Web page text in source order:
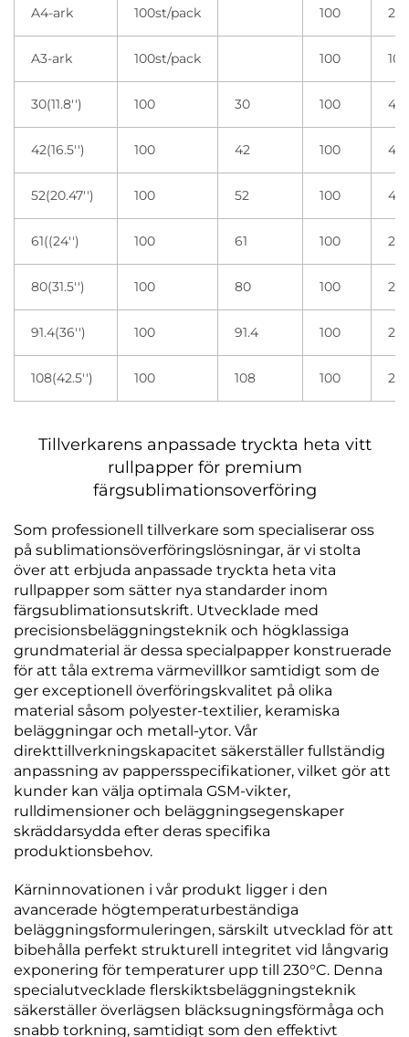
A4-ark 100st/pack 100 20
A3-ark 100st/pack 100 10
30(11.8'') 100 30 100 4
42(16.5'') 100 42 100 4
52(20.47'') 100 52 100 4
61((24'') 100 61 100 2
80(31.5'') 100 80 100 2
91.4(36'') 100 91.4 100 2
108(42.5'') 100 108 100 2
Tillverkarens anpassade tryckta heta vitt
rullpapper för premium
färgsublimationsoverföring
Som professionell tillverkare som specialiserar oss
på sublimationsöverföringslösningar, är vi stolta
över att erbjuda anpassade tryckta heta vita
rullpapper som sätter nya standarder inom
färgsublimationsutskrift. Utvecklade med
precisionsbeläggningsteknik och högklassiga
grundmaterial är dessa specialpapper konstruerade
för att tåla extrema värmevillkor samtidigt som de
ger exceptionell överföringskvalitet på olika
material såsom polyester-textilier, keramiska
beläggningar och metall-ytor. Vår
direkttillverkningskapacitet säkerställer fullständig
anpassning av pappersspecifikationer, vilket gör att
kunder kan välja optimala GSM-vikter,
rulldimensioner och beläggningsegenskaper
skräddarsydda efter deras specifika
produktionsbehov.
Kärninnovationen i vår produkt ligger i den
avancerade högtemperaturbeständiga
beläggningsformuleringen, särskilt utvecklad för att
bibehålla perfekt strukturell integritet vid långvarig
exponering för temperaturer upp till 230°C. Denna
specialutvecklade flerskiktsbeläggningsteknik
säkerställer överlägsen bläcksugningsförmåga och
snabb torkning, samtidigt som den effektivt